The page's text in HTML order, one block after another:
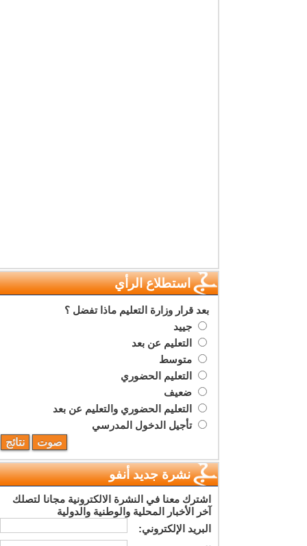
استطلاع الرأي
بعد قرار وزارة التعليم ماذا تفضل ؟
جييد
التعليم عن بعد
متوسط
التعليم الحضوري
ضعيف
التعليم الحضوري والتعليم عن بعد
تأجيل الدخول المدرسي
نشرة جديد أنفو
اشترك معنا في النشرة الالكترونية مجانا لتصلك
آخر الأخبار المحلية والوطنية والدولية
البريد اﻹلكتروني: